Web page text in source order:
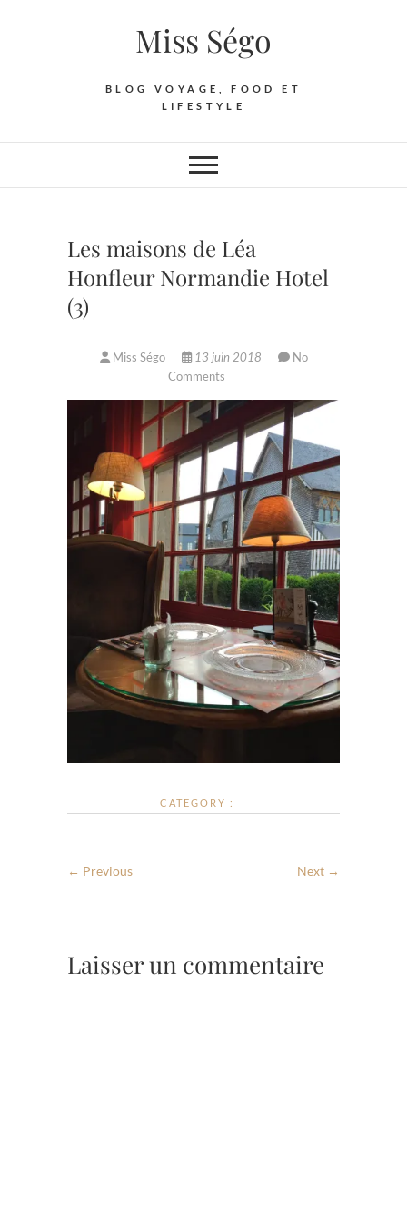
Miss Ségo
BLOG VOYAGE, FOOD ET
LIFESTYLE
Les maisons de Léa
Honfleur Normandie Hotel
(3)
Miss Ségo 13 juin 2018
No
Comments
CATEGORY :
← Previous Next →
Laisser un commentaire